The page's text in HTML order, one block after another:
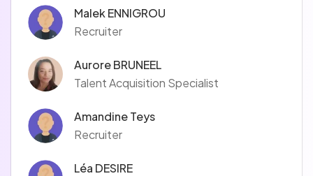
Malek ENNIGROU
Recruiter
Aurore BRUNEEL
Talent Acquisition Specialist
Amandine Teys
Recruiter
Léa DESIRE